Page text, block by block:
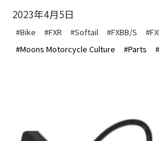
2023年4月5日
#Bike #FXR #Softail #FXBB/S
#Moons Motorcycle Culture
#Parts